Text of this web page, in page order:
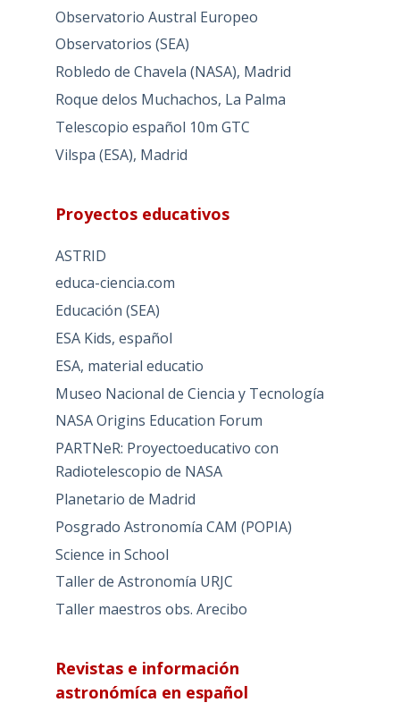
Observatorio Austral Europeo
Observatorios (SEA)
Robledo de Chavela (NASA), Madrid
Roque delos Muchachos, La Palma
Telescopio español 10m GTC
Vilspa (ESA), Madrid
Proyectos educativos
ASTRID
educa-ciencia.com
Educación (SEA)
ESA Kids, español
ESA, material educatio
Museo Nacional de Ciencia y Tecnología
NASA Origins Education Forum
PARTNeR: Proyectoeducativo con
Radiotelescopio de NASA
Planetario de Madrid
Posgrado Astronomía CAM (POPIA)
Science in School
Taller de Astronomía URJC
Taller maestros obs. Arecibo
Revistas e información
astronómíca en español